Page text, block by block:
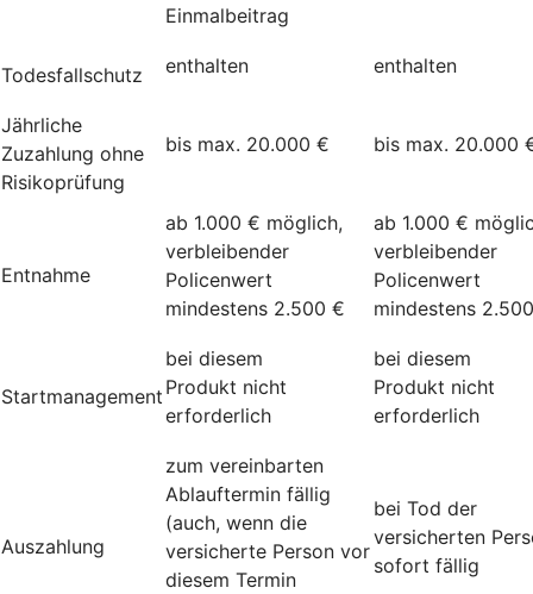
Einmalbeitrag
Todesfallschutz enthalten enthalten
Jährliche
Zuzahlung ohne
Risikoprüfung
bis max. 20.000 € bis max. 20.000
Entnahme
ab 1.000 € möglich,
verbleibender
Policenwert
mindestens 2.500 €
ab 1.000 €
verbleibender
Policenwert
mindestens
Startmanagement
bei diesem
Produkt nicht
erforderlich
bei diesem
Produkt nicht
erforderlich
Auszahlung
zum vereinbarten
Ablauftermin fällig
(auch, wenn die
versicherte Person vor
diesem Termin
bei Tod der
versicherten
sofort fällig